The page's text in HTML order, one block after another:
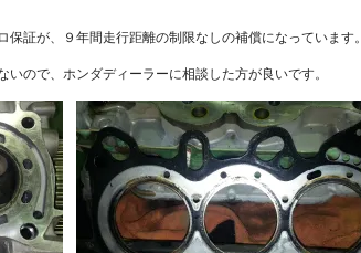
証が、９年間走行距離の制限なしの補償になっています。
ので、ホンダディーラーに相談した方が良いです。